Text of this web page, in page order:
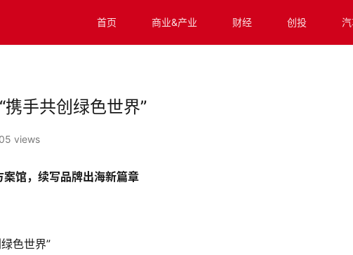
首页 商业&产业 财经 创投
手共创绿色世界”
views
馆，续写品牌出海新篇章